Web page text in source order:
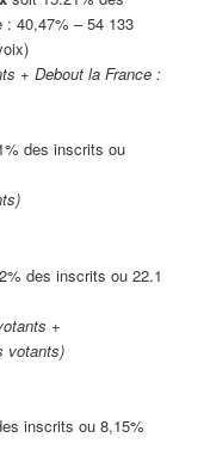
40,47% – 54 133
+ Debout la France :
des inscrits ou
des inscrits ou 22.1
+
votants)
inscrits ou 8,15%